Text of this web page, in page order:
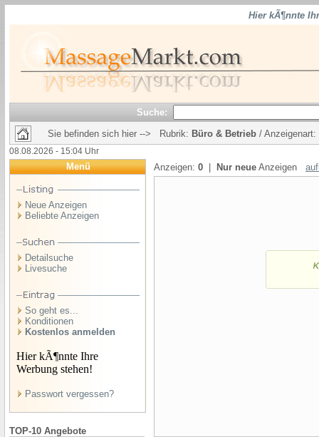
Hier kÃ¶nnte
Suche:
Sie befinden sich hier --> Rubrik: Büro & Betrieb / Anzeigenart:
08.08.2026 - 15:04 Uhr
Menü
Neue Anzeigen
Beliebte Anzeigen
Detailsuche
Livesuche
So geht es...
Konditionen
Kostenlos anmelden
Hier kÃ¶nnte Ihre
Werbung stehen!
Passwort vergessen?
TOP-10 Angebote
Anzeigen: 0 Nur neue Anzeigen